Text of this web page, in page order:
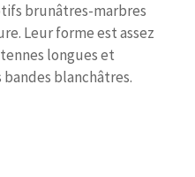
brunâtres-marbres
Leur forme est assez
longues et
blanchâtres.